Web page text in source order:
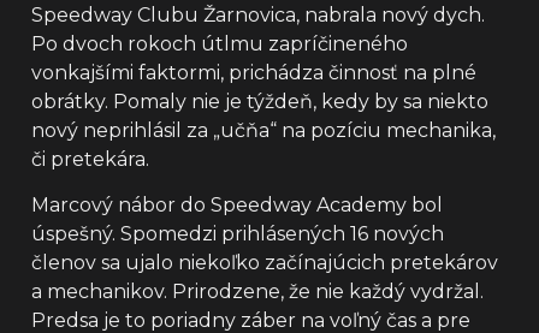
Speedway Clubu Žarnovica, nabrala nový dych.
Po dvoch rokoch útlmu zapríčineného
vonkajšími faktormi, prichádza činnosť na plné
obrátky. Pomaly nie je týždeň, kedy by sa niekto
nový neprihlásil za „učňa“ na pozíciu mechanika,
či pretekára.
Marcový nábor do Speedway Academy bol
úspešný. Spomedzi prihlásených 16 nových
členov sa ujalo niekoľko začínajúcich pretekárov
a mechanikov. Prirodzene, že nie každý vydržal.
Predsa je to poriadny záber na voľný čas a pre